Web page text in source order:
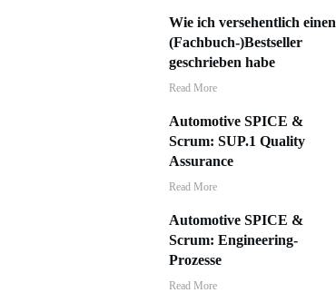
Wie ich versehentlich einen
(Fachbuch-)Bestseller
geschrieben habe
​Read More
Automotive SPICE &
Scrum: SUP.1 Quality
Assurance
​Read More
Automotive SPICE &
Scrum: Engineering-
Prozesse
​Read More